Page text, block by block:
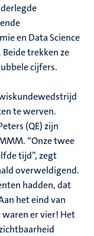
en Data Science
trekken ze
cijfers.
te werven.
(QE) zijn
“Onze twee
tijd”, zegt
overweldigend.
hadden, dat
het eind van
waren er vier! Het